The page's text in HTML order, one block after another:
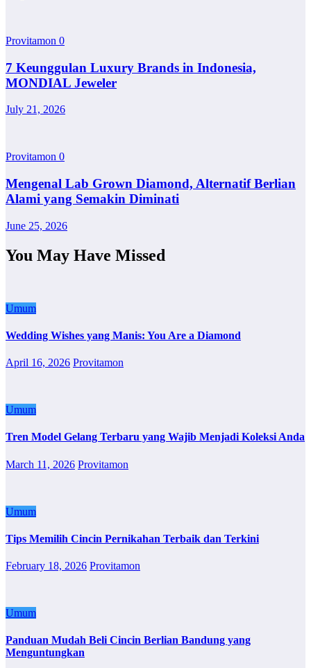
Provitamon 0
7 Keunggulan Luxury Brands in Indonesia,
MONDIAL Jeweler
July 21, 2026
Provitamon 0
Mengenal Lab Grown Diamond, Alternatif Berlian
Alami yang Semakin Diminati
June 25, 2026
You May Have Missed
Umum
Wedding Wishes yang Manis: You Are a Diamond
April 16, 2026 Provitamon
Umum
Tren Model Gelang Terbaru yang Wajib Menjadi Koleksi Anda
March 11, 2026 Provitamon
Umum
Tips Memilih Cincin Pernikahan Terbaik dan Terkini
February 18, 2026 Provitamon
Umum
Panduan Mudah Beli Cincin Berlian Bandung yang
Menguntungkan